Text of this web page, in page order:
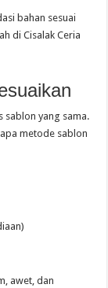
bahan sesuai
di Cisalak Ceria
sablon yang sama.
metode sablon
awet, dan